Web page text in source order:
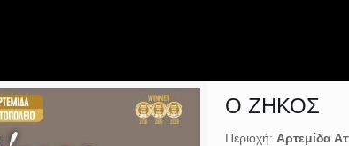
Ο ΖΗΚΟΣ
Περιοχή: Αρτεμίδα